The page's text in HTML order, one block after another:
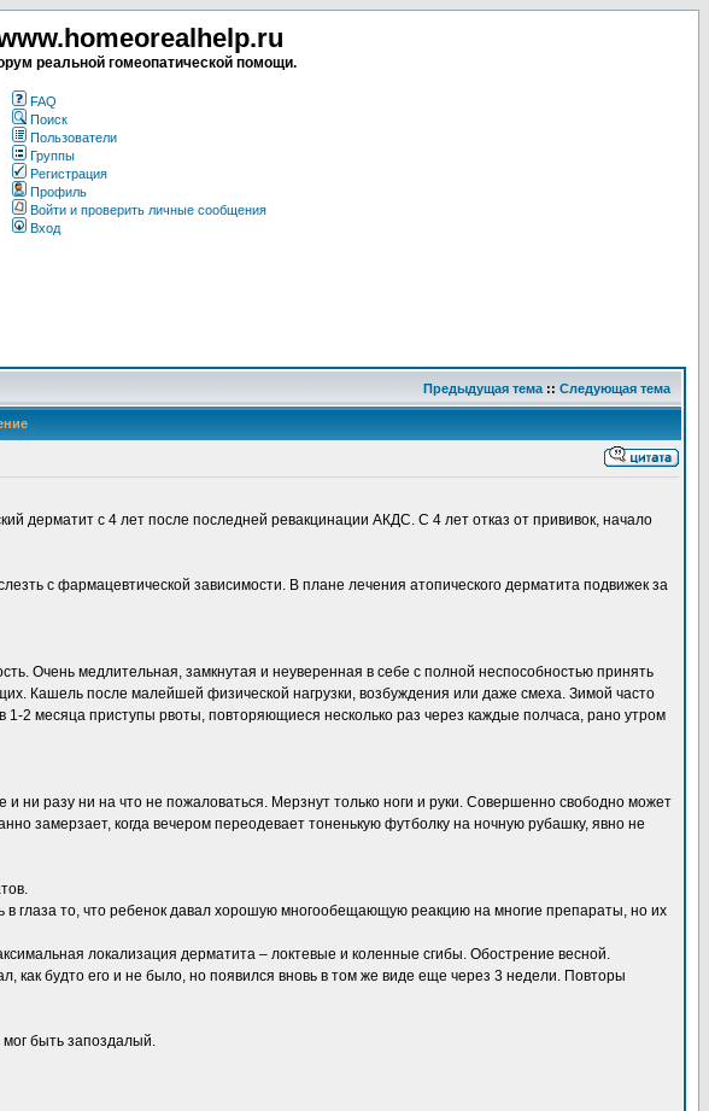
реальной гомеопатической помощи.
FAQ
Поиск
Пользователи
Группы
Регистрация
Профиль
Войти и проверить личные сообщения
Вход
Предыдущая тема :: Следующая тема
дерматит с 4 лет после последней ревакцинации АКДС. С 4 лет отказ от прививок, начало
с фармацевтической зависимости. В плане лечения атопического дерматита подвижек за
Очень медлительная, замкнутая и неуверенная в себе с полной неспособностью принять
Кашель после малейшей физической нагрузки, возбуждения или даже смеха. Зимой часто
2 месяца приступы рвоты, повторяющиеся несколько раз через каждые полчаса, рано утром
и ни разу ни на что не пожаловаться. Мерзнут только ноги и руки. Совершенно свободно может
замерзает, когда вечером переодевает тоненькую футболку на ночную рубашку, явно не
глаза то, что ребенок давал хорошую многообещающую реакцию на многие препараты, но их
локализация дерматита – локтевые и коленные сгибы. Обострение весной.
будто его и не было, но появился вновь в том же виде еще через 3 недели. Повторы
быть запоздалый.